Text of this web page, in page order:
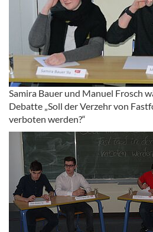
Samira Bauer und Manuel Frosch
Debatte „Soll der Verzehr von
verboten werden?“